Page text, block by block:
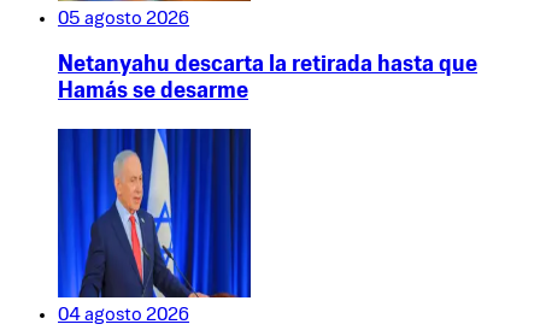
05 agosto 2026
Netanyahu descarta la retirada hasta que
Hamás se desarme
04 agosto 2026